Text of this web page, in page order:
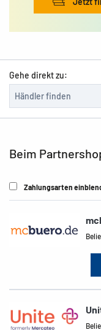
Gehe direkt zu:
Beim
Zahlungsarten